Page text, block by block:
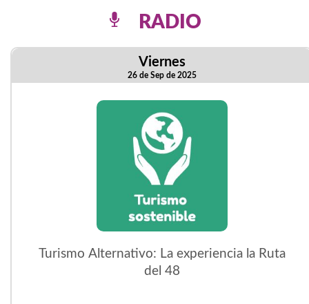
RADIO
Viernes
26 de Sep de 2025
Turismo Alternativo: La experiencia la Ruta
del 48